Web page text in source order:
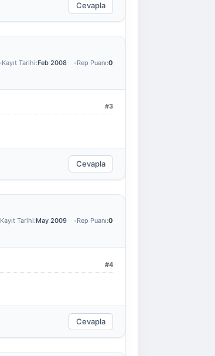
Cevapla
Kayıt Tarihi:Feb 2008 Rep Puanı:0
#3
Cevapla
Kayıt Tarihi:May 2009 Rep Puanı:0
#4
Cevapla